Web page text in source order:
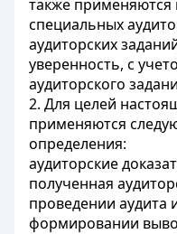
также
специальных
аудиторских
уверенность, с
аудиторского
2. Для целей
применяются
определения:
аудиторские
полученная
проведении аудита
формировании